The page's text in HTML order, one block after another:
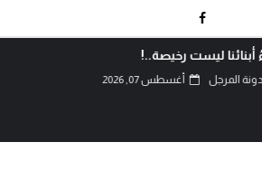
ليست رخيصة..!
المرجل أغسطس 07, 2026